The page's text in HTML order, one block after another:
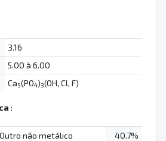
3.16
5.00 à 6.00
Ca5(PO4)3(OH, Cl, F)
:
Outro não metálico
40.7%